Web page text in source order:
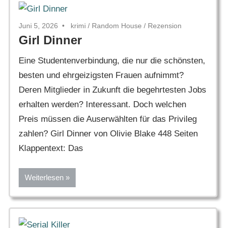
Juni 5, 2026 krimi / Random House / Rezension
Girl Dinner
Eine Studentenverbindung, die nur die schönsten,
besten und ehrgeizigsten Frauen aufnimmt?
Deren Mitglieder in Zukunft die begehrtesten Jobs
erhalten werden? Interessant. Doch welchen
Preis müssen die Auserwählten für das Privileg
zahlen? Girl Dinner von Olivie Blake 448 Seiten
Klappentext: Das
Weiterlesen